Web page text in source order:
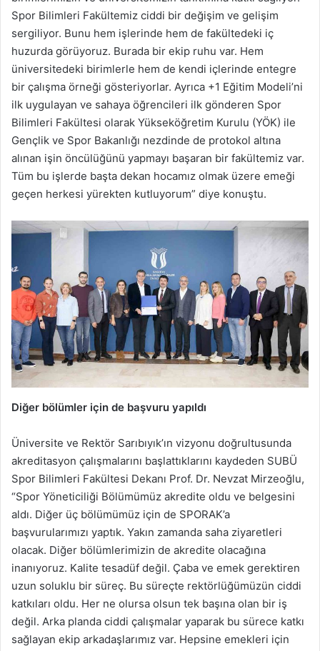
Spor Bilimleri Fakültemiz ciddi bir değişim ve gelişim
sergiliyor. Bunu hem işlerinde hem de fakültedeki iç
huzurda görüyoruz. Burada bir ekip ruhu var. Hem
üniversitedeki birimlerle hem de kendi içlerinde entegre
bir çalışma örneği gösteriyorlar. Ayrıca +1 Eğitim Modeli’ni
ilk uygulayan ve sahaya öğrencileri ilk gönderen Spor
Bilimleri Fakültesi olarak Yükseköğretim Kurulu (YÖK) ile
Gençlik ve Spor Bakanlığı nezdinde de protokol altına
alınan işin öncülüğünü yapmayı başaran bir fakültemiz var.
Tüm bu işlerde başta dekan hocamız olmak üzere emeği
geçen herkesi yürekten kutluyorum” diye konuştu.
Diğer bölümler için de başvuru yapıldı
Üniversite ve Rektör Sarıbıyık’ın vizyonu doğrultusunda
akreditasyon çalışmalarını başlattıklarını kaydeden SUBÜ
Spor Bilimleri Fakültesi Dekanı Prof. Dr. Nevzat Mirzeoğlu,
“Spor Yöneticiliği Bölümümüz akredite oldu ve belgesini
aldı. Diğer üç bölümümüz için de SPORAK’a
başvurularımızı yaptık. Yakın zamanda saha ziyaretleri
olacak. Diğer bölümlerimizin de akredite olacağına
inanıyoruz. Kalite tesadüf değil. Çaba ve emek gerektiren
uzun soluklu bir süreç. Bu süreçte rektörlüğümüzün ciddi
katkıları oldu. Her ne olursa olsun tek başına olan bir iş
değil. Arka planda ciddi çalışmalar yaparak bu sürece katkı
sağlayan ekip arkadaşlarımız var. Hepsine emekleri için